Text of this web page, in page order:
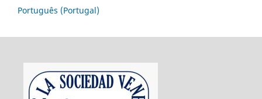
Português (Portugal)